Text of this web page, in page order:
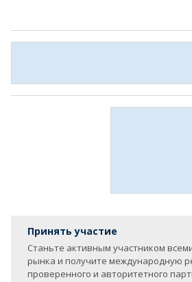
Принять участие
Станьте активным участником
рынка и получите международную
проверенного и авторитетного